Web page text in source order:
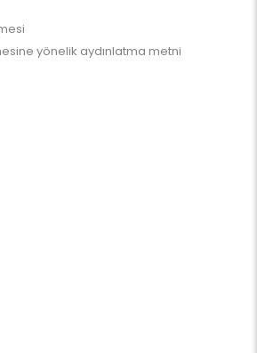
yönelik aydınlatma metni